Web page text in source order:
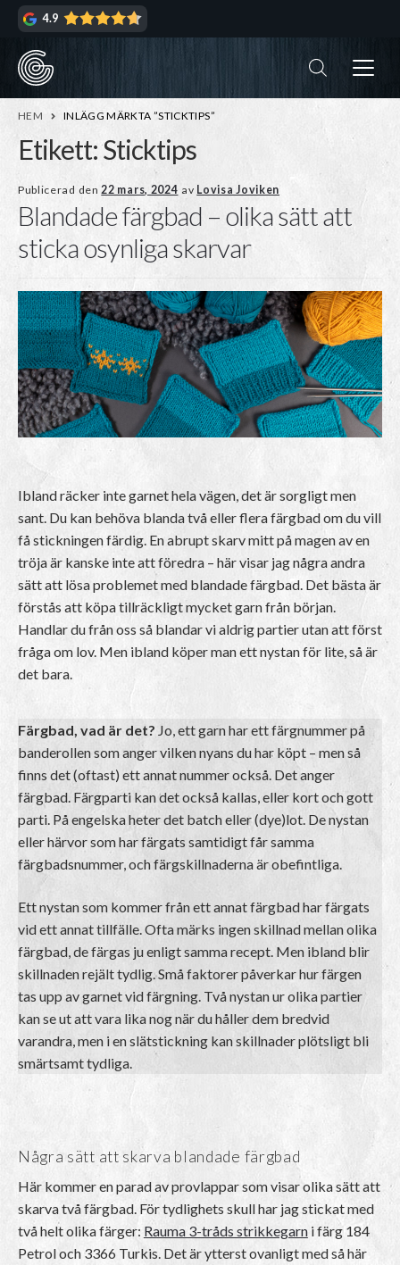
Hoppa
navigering
Hoppa
innehåll
4.9
HEM INLÄGG MÄRKTA ”STICKTIPS”
Etikett:Sticktips
Publicerad den22 mars, 2024 av Lovisa Joviken
Blandade färgbad – olika sätt att
sticka osynliga skarvar
Ibland räcker inte garnet hela vägen, det är sorgligt men
sant. Du kan behöva blanda två eller flera färgbad om du vill
få stickningen färdig. En abrupt skarv mitt på magen av en
tröja är kanske inte att föredra – här visar jag några andra
sätt att lösa problemet med blandade färgbad. Det bästa är
förstås att köpa tillräckligt mycket garn från början.
Handlar du från oss så blandar vi aldrig partier utan att först
fråga om lov. Men ibland köper man ett nystan för lite, så är
det bara.
Färgbad, vad är det? Jo, ett garn har ett färgnummer på
banderollen som anger vilken nyans du har köpt – men så
finns det (oftast) ett annat nummer också. Det anger
färgbad. Färgparti kan det också kallas, eller kort och gott
parti. På engelska heter det batch eller (dye)lot. De nystan
eller härvor som har färgats samtidigt får samma
färgbadsnummer, och färgskillnaderna är obefintliga.
Ett nystan som kommer från ett annat färgbad har färgats
vid ett annat tillfälle. Ofta märks ingen skillnad mellan olika
färgbad, de färgas ju enligt samma recept. Men ibland blir
skillnaden rejält tydlig. Små faktorer påverkar hur färgen
tas upp av garnet vid färgning. Två nystan ur olika partier
kan se ut att vara lika nog när du håller dem bredvid
varandra, men i en slätstickning kan skillnader plötsligt bli
smärtsamt tydliga.
Några sätt att skarva blandade färgbad
Här kommer en parad av provlappar som visar olika sätt att
skarva två färgbad. För tydlighets skull har jag stickat med
två helt olika färger: Rauma 3-tråds strikkegarni färg 184
Petrol och 3366 Turkis. Det är ytterst ovanligt med så här